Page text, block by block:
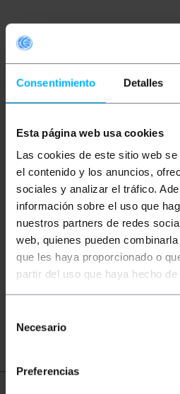
Consentimiento Detalles
Esta página web usa cookies
Las cookies de este sitio web
el contenido y los anuncios,
sociales y analizar el tráfico.
información sobre el uso que
nuestros partners de redes
web, quienes pueden
que les haya proporcionado o
partir del uso que haya hecho
Necesario
Preferencias
BEMATIK Szary kabel
sieciowy Ethernet SFTP
kat. 6a o długości 3 m
PVP
5,32€
5,32€ VAT inc.
PVD
4,16€
Natychmiastowa dostawa
kat.
PVP
1,82
1,82 €